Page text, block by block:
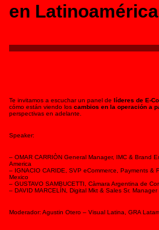
en Latinoamérica
Te invitamos a escuchar un panel de líderes de E-
cómo están viendo los cambios en la operación a
perspectivas en adelante.
Speaker:
– OMAR CARRIÒN General Manager, IMC & Brand
America
– IGNACIO CARIDE, SVP eCommerce, Payments &
Mexico
– GUSTAVO SAMBUCETTI, Càmara Argentina de
– DAVID MARCELÍN, Digital Mkt & Sales Sr.
Moderador: Agustin Otero – Visual Latina, GRA